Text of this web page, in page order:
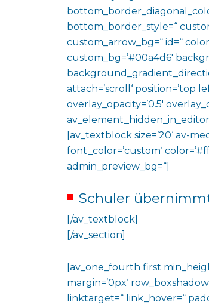
bottom_border_style=“
custom_arrow_bg=“ id=“
custom_bg=’#00a4d6′
attach=’scroll‘ position=’top
overlay_opacity=’0.5′
[av_textblock size=’20‘ av-
font_color=’custom‘
admin_preview_bg=“]
Schuler
[/av_textblock]
[/av_section]
[av_one_fourth first
margin=’0px‘
linktarget=“ link_hover=“